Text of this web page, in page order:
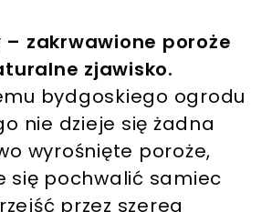
– zakrwawione poroże
zjawisko.
bydgoskiego ogrodu
nie dzieje się żadna
wyrośnięte poroże,
się pochwalić samiec
przez szereg